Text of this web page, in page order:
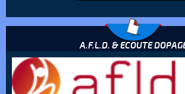
A.F.L.D. & ECOUTE